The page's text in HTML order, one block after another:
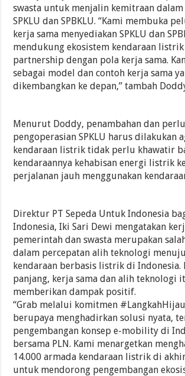
swasta untuk menjalin kemitraan
SPKLU dan SPBKLU. “Kami membuka
kerja sama menyediakan SPKLU dan
mendukung ekosistem kendaraan
partnership dengan pola kerja sama.
sebagai model dan contoh kerja sama
dikembangkan ke depan,” tambah
Menurut Doddy, penambahan dan
pengoperasian SPKLU harus dilakukan
kendaraan listrik tidak perlu khawatir
kendaraannya kehabisan energi listrik
perjalanan jauh menggunakan
Direktur PT Sepeda Untuk Indonesia
Indonesia, Iki Sari Dewi mengatakan
pemerintah dan swasta merupakan
dalam percepatan alih teknologi
kendaraan berbasis listrik di Indonesia.
panjang, kerja sama dan alih teknologi
memberikan dampak positif.
“Grab melalui komitmen
berupaya menghadirkan solusi nyata,
pengembangan konsep e-mobility di
bersama PLN. Kami menargetkan
14.000 armada kendaraan listrik di
untuk mendorong pengembangan